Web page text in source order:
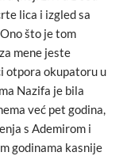
lica i izgled sa
što je tom
mene jeste
otpora okupatoru u
Nazifa je bila
već pet godina,
s Ademirom i
godinama kasnije